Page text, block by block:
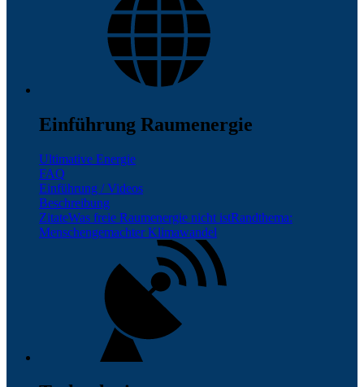
Einführung Raumenergie
Ultimative Energie
FAQ
Einführung / Videos
Beschreibung
ZitateWas freie Raumenergie nicht istRandthema:
Menschengemachter Klimawandel